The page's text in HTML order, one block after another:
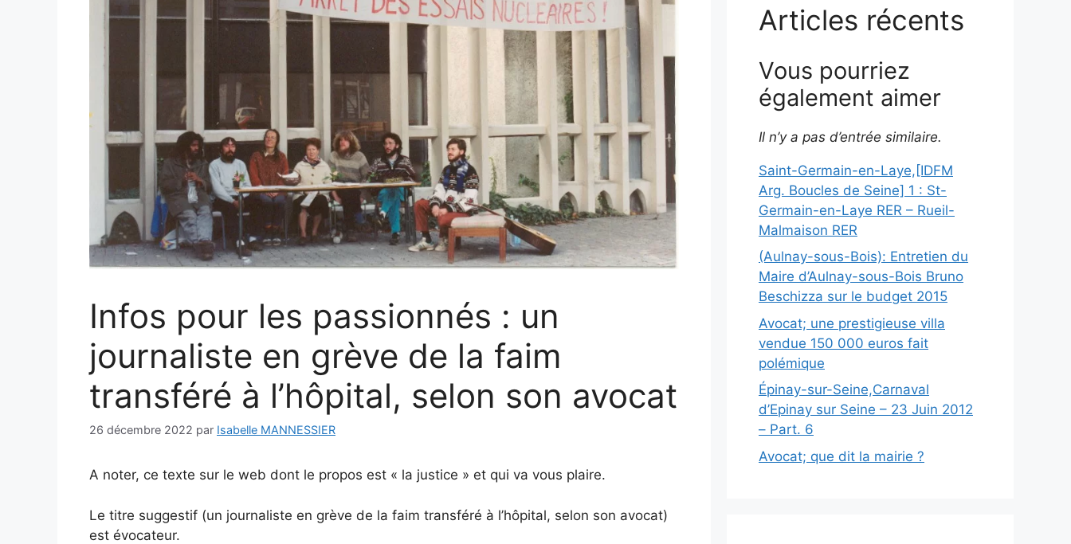
Infos pour les passionnés : un
journaliste en grève de la faim
transféré à l’hôpital, selon son avocat
26 décembre 2022 par Isabelle MANNESSIER
A noter, ce texte sur le web dont le propos est « la justice » et qui va vous plaire.
Le titre suggestif (un journaliste en grève de la faim transféré à l’hôpital, selon son avocat)
est évocateur.
Articles récents
Vous pourriez
également aimer
Il n’y a pas d’entrée similaire.
Saint-Germain-en-Laye,[IDFM
Arg. Boucles de Seine] 1 : St-
Germain-en-Laye RER – Rueil-
Malmaison RER
(Aulnay-sous-Bois): Entretien du
Maire d’Aulnay-sous-Bois Bruno
Beschizza sur le budget 2015
Avocat; une prestigieuse villa
vendue 150 000 euros fait
polémique
Épinay-sur-Seine,Carnaval
d’Epinay sur Seine – 23 Juin 2012
– Part. 6
Avocat; que dit la mairie ?